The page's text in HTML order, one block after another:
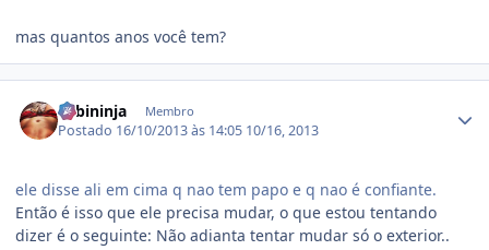
mas quantos anos você tem?
Fabininja Membro
Postado 16/10/2013 às 14:05 10/16, 2013
ele disse ali em cima q nao tem papo e q nao é confiante.
Então é isso que ele precisa mudar, o que estou tentando
dizer é o seguinte: Não adianta tentar mudar só o exterior..